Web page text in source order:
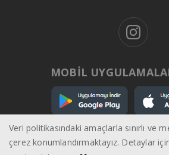
MOBİL
Veri politikasındaki amaçlarla sınırlı ve
çerez konumlandırmaktayız. Detaylar